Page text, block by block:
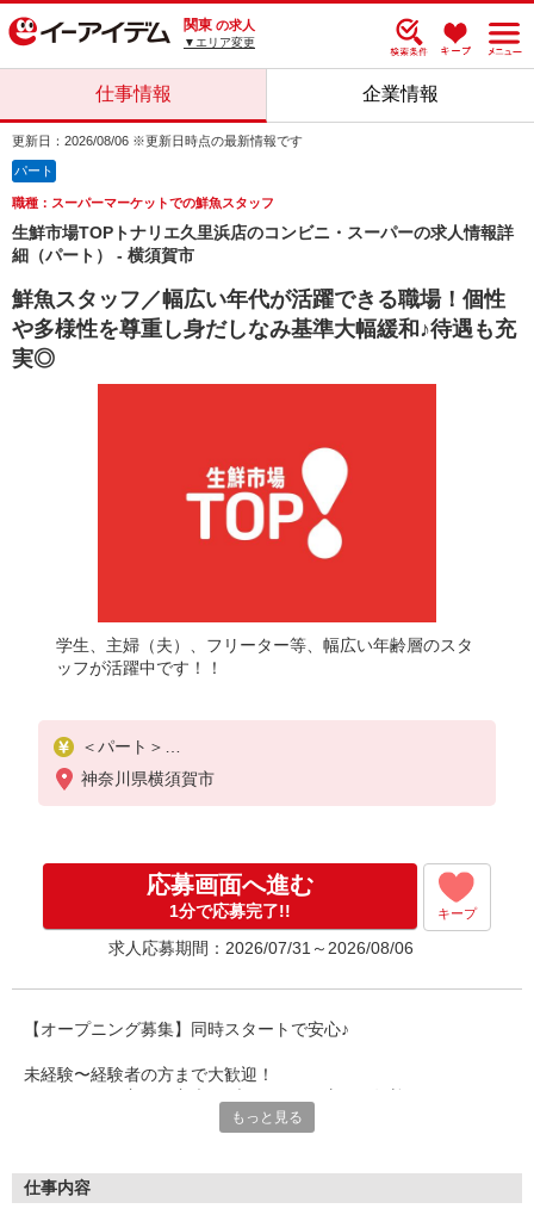
関東 の求人
▼エリア変更
仕事情報 企業情報
更新日：2026/08/06 ※更新日時点の最新情報です
パート
職種：スーパーマーケットでの鮮魚スタッフ
生鮮市場TOPトナリエ久里浜店のコンビニ・スーパーの求人情報詳
細（パート） - 横須賀市
鮮魚スタッフ／幅広い年代が活躍できる職場！個性
や多様性を尊重し身だしなみ基準大幅緩和♪待遇も充
実◎
学生、主婦（夫）、フリーター等、幅広い年齢層のスタ
ッフが活躍中です！！
＜パート＞
時給1300円〜／16時以降時給1400円〜
神奈川県横須賀市
応募画面へ進む
1分で応募完了!! キープ
求人応募期間：2026/07/31～2026/08/06
【オープニング募集】同時スタートで安心♪
未経験〜経験者の方まで大歓迎！
Wワーク・扶養範囲内勤務OK！
間未満であること）
もっと見る
仕事内容